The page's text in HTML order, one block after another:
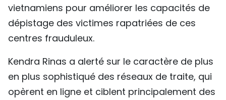
vietnamiens pour améliorer les capacités de
dépistage des victimes rapatriées de ces
centres frauduleux.
Kendra Rinas a alerté sur le caractère de plus
en plus sophistiqué des réseaux de traite, qui
opèrent en ligne et ciblent principalement des